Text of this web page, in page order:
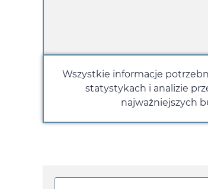
Wszystkie informacje
statystykach i analizie
najważniejszych